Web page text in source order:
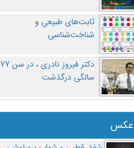
ثابت‌های طبیعیِ و
شناخت‌شناسی
دکتر فیروز نادری ، در سن 77
سالگی درگذشت
عکس